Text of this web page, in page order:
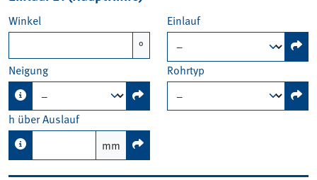
Winkel
°
Einlauf
Neigung Rohrtyp
h über Auslauf
mm